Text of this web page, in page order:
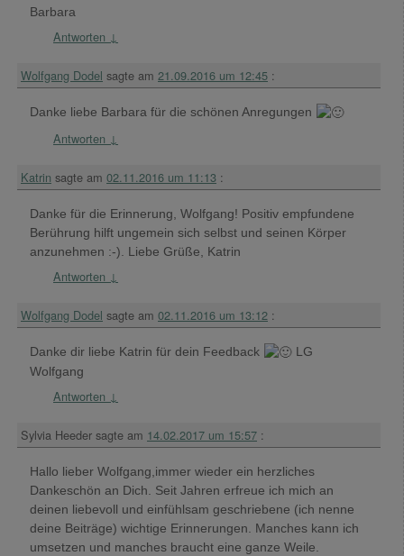
Barbara
Antworten ↓
Wolfgang Dodel sagte am 21.09.2016 um 12:45 :
Danke liebe Barbara für die schönen Anregungen
Antworten ↓
Katrin sagte am 02.11.2016 um 11:13 :
Danke für die Erinnerung, Wolfgang! Positiv empfundene
Berührung hilft ungemein sich selbst und seinen Körper
anzunehmen :-). Liebe Grüße, Katrin
Antworten ↓
Wolfgang Dodel sagte am 02.11.2016 um 13:12 :
Danke dir liebe Katrin für dein Feedback
LG
Wolfgang
Antworten ↓
Sylvia Heeder sagte am 14.02.2017 um 15:57 :
Hallo lieber Wolfgang,immer wieder ein herzliches
Dankeschön an Dich. Seit Jahren erfreue ich mich an
deinen liebevoll und einfühlsam geschriebene (ich nenne
deine Beiträge) wichtige Erinnerungen. Manches kann ich
umsetzen und manches braucht eine ganze Weile.